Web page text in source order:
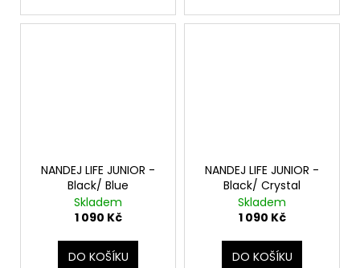
NANDEJ LIFE JUNIOR -
Black/ Blue
Skladem
1 090 Kč
DO KOŠÍKU
NANDEJ LIFE JUNIOR -
Black/ Crystal
Skladem
1 090 Kč
DO KOŠÍKU